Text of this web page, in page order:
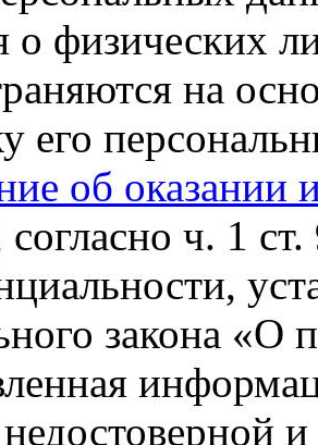
о физических
на
его
об оказании
согласно ч. 1
закона «О
недостоверной